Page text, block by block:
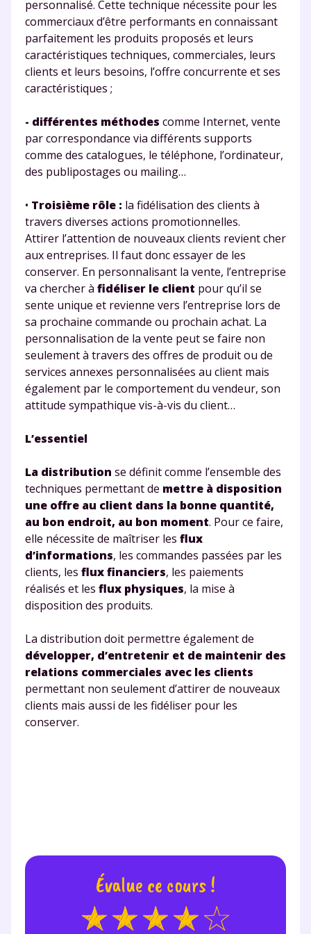
personnalisé. Cette technique nécessite pour les
commerciaux d’être performants en connaissant
parfaitement les produits proposés et leurs
caractéristiques techniques, commerciales, leurs
clients et leurs besoins, l’offre concurrente et ses
caractéristiques ;
- différentes méthodes comme Internet, vente
par correspondance via différents supports
comme des catalogues, le téléphone, l’ordinateur,
des publipostages ou mailing…
• Troisième rôle : la fidélisation des clients à
travers diverses actions promotionnelles.
Attirer l’attention de nouveaux clients revient cher
aux entreprises. Il faut donc essayer de les
conserver. En personnalisant la vente, l’entreprise
va chercher à fidéliser le client pour qu’il se
sente unique et revienne vers l’entreprise lors de
sa prochaine commande ou prochain achat. La
personnalisation de la vente peut se faire non
seulement à travers des offres de produit ou de
services annexes personnalisées au client mais
également par le comportement du vendeur, son
attitude sympathique vis-à-vis du client…
L’essentiel
La distribution se définit comme l’ensemble des
techniques permettant de mettre à disposition
une offre au client dans la bonne quantité,
au bon endroit, au bon moment. Pour ce faire,
elle nécessite de maîtriser les flux
d’informations, les commandes passées par les
clients, les flux financiers, les paiements
réalisés et les flux physiques, la mise à
disposition des produits.
La distribution doit permettre également de
développer, d’entretenir et de maintenir des
relations commerciales avec les clients
permettant non seulement d’attirer de nouveaux
clients mais aussi de les fidéliser pour les
conserver.
Évalue ce cours !
Envie de progresser
et de réussir votre
année scolaire ?
scolaire !
Fiches de cours et vidéos ,exercices